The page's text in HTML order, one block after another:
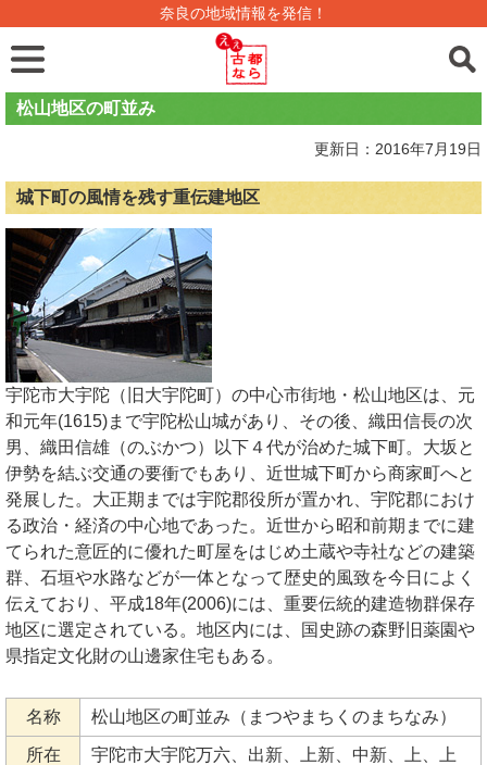
奈良の地域情報を発信！
松山地区の町並み
更新日：2016年7月19日
城下町の風情を残す重伝建地区
宇陀市大宇陀（旧大宇陀町）の中心市街地・松山地区は、元
和元年(1615)まで宇陀松山城があり、その後、織田信長の次
男、織田信雄（のぶかつ）以下４代が治めた城下町。大坂と
伊勢を結ぶ交通の要衝でもあり、近世城下町から商家町へと
発展した。大正期までは宇陀郡役所が置かれ、宇陀郡におけ
る政治・経済の中心地であった。近世から昭和前期までに建
てられた意匠的に優れた町屋をはじめ土蔵や寺社などの建築
群、石垣や水路などが一体となって歴史的風致を今日によく
伝えており、平成18年(2006)には、重要伝統的建造物群保存
地区に選定されている。地区内には、国史跡の森野旧薬園や
県指定文化財の山邊家住宅もある。
名称 松山地区の町並み（まつやまちくのまちなみ）
所在
宇陀市大宇陀万六、出新、上新、中新、上、上